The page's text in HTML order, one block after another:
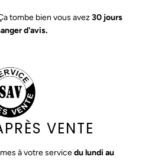
tombe bien vous avez30 jours
d'avis.
VENTE
à votre servicedu lundi au